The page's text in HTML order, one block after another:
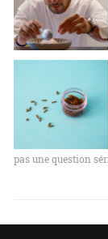
pas une question